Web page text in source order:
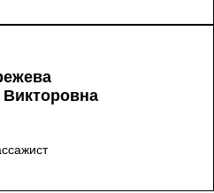
Викторовна